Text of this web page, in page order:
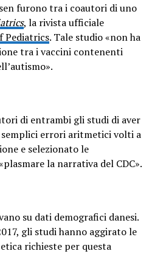
furono tra i coautori di uno
, la rivista ufficiale
Pediatrics. Tale studio «non ha
tra i vaccini contenenti
di entrambi gli studi di aver
semplici errori aritmetici volti a
e selezionato le
la narrativa del CDC».
su dati demografici danesi.
gli studi hanno aggirato le
richieste per questa